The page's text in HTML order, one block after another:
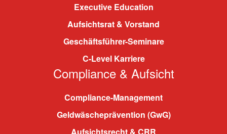
Executive Education
Aufsichtsrat & Vorstand
Geschäftsführer-Seminare
C-Level Karriere
Compliance & Aufsicht
Compliance-Management
Geldwäscheprävention (GwG)
Aufsichtsrecht & CRR